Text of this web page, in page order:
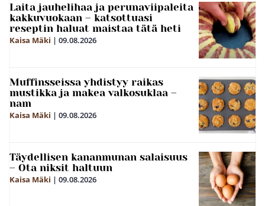
Laita jauhelihaa ja perunaviipaleita
kakkuvuokaan – katsottuasi
reseptin haluat maistaa tätä heti
Kaisa Mäki | 09.08.2026
Muffinsseissa yhdistyy raikas
mustikka ja makea valkosuklaa –
nam
Kaisa Mäki | 09.08.2026
Täydellisen kananmunan salaisuus
– Ota niksit haltuun
Kaisa Mäki | 09.08.2026